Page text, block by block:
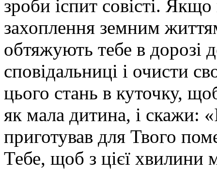
зроби іспит совісті.
захоплення земним
обтяжують тебе в дорозі
сповідальниці і очисти
цього стань в куточку,
як мала дитина, і скажи:
приготував для Твого
Тебе, щоб з цієї